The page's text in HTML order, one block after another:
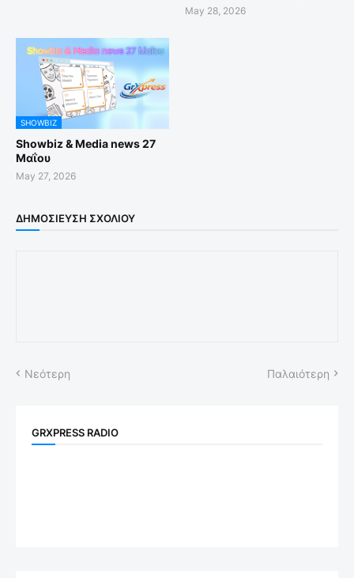
May 28, 2026
SHOWBIZ
Showbiz & Media news 27
Μαΐου
May 27, 2026
ΔΗΜΟΣΊΕΥΣΗ ΣΧΟΛΊΟΥ
Νεότερη Παλαιότερη
GRXPRESS RADIO